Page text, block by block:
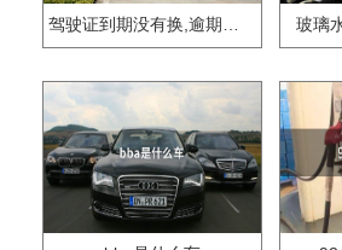
驾驶证到期没有换,逾期怎么办?? 玻璃